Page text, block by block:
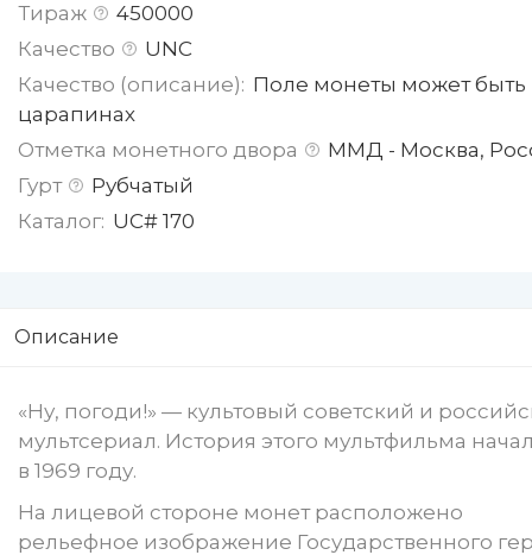
Тираж
450000
Качество
UNC
Качество (описание): Поле монеты может быть
царапинах
Отметка монетного двора
ММД - Москва,
Гурт
Рубчатый
Каталог: UC# 170
Описание
«Ну, погоди!» — культовый советский и
мультсериал. История этого мультфильма
в 1969 году.
На лицевой стороне монет расположено
рельефное изображение Государственного